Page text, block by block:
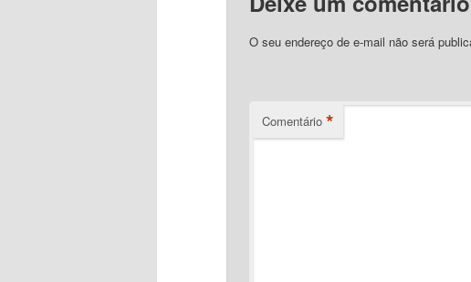
O seu endereço de e-mail não será
Comentário *